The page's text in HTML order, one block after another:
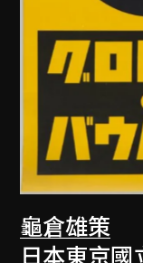
龜倉雄策
日本東京